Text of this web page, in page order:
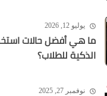
يوليو 12, 2026
ما هي أفضل حالات
الذكية للطلاب؟
نوفمبر 27, 2025